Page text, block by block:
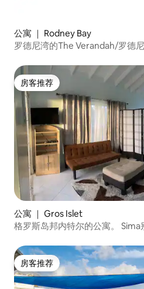
公寓 ｜ Rodney Bay
罗德尼湾的The Verandah/罗德
房客推荐
房客推荐
公寓 ｜ Gros Islet
格罗斯岛邦内特尔的公寓。 Sima
房客推荐
房客推荐